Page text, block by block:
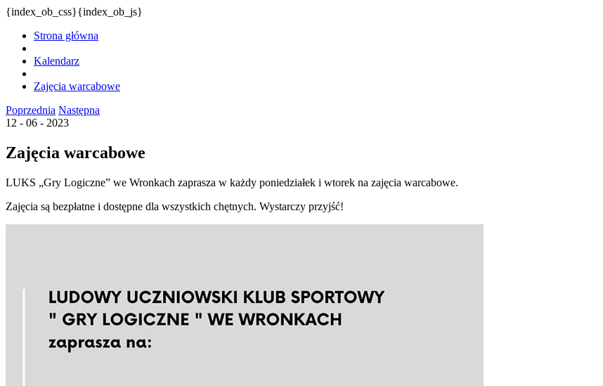
{index_ob_css}{index_ob_js}
Strona główna
Kalendarz
Zajęcia warcabowe
Poprzednia Następna
12 - 06 - 2023
Zajęcia warcabowe
LUKS „Gry Logiczne” we Wronkach zaprasza w każdy poniedziałek i wtorek na zajęcia warcabowe.
Zajęcia są bezpłatne i dostępne dla wszystkich chętnych. Wystarczy przyjść!